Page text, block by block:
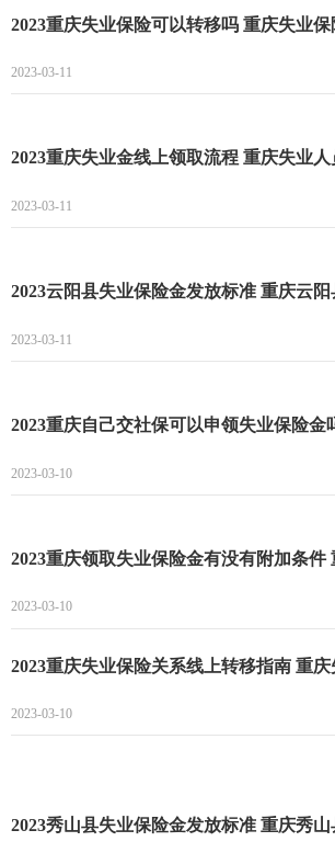
2023-03-11
2023-03-11
2023-03-11
2023-03-10
2023-03-10
2023-03-10